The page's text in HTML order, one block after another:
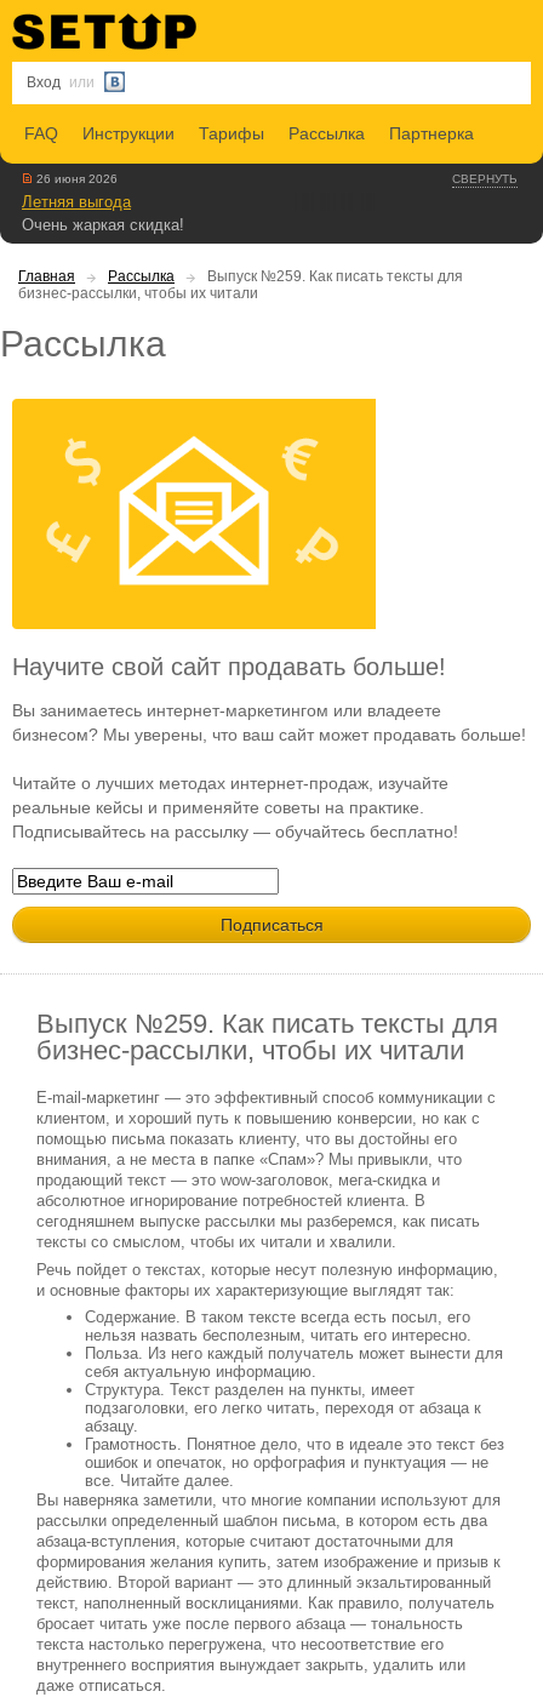
Вход или
FAQ Инструкции Тарифы Рассылка Партнерка
СВЕРНУТЬ
26 июня 2026
Летняя выгода
Очень жаркая скидка!
Главная Рассылка
Выпуск №259. Как писать тексты для
бизнес-рассылки, чтобы их читали
Рассылка
Научите свой сайт продавать больше!
Вы занимаетесь интернет-маркетингом или владеете
бизнесом? Мы уверены, что ваш сайт может продавать больше!
Читайте о лучших методах интернет-продаж, изучайте
реальные кейсы и применяйте советы на практике.
Подписывайтесь на рассылку — обучайтесь бесплатно!
Выпуск №259. Как писать тексты для
бизнес-рассылки, чтобы их читали
E-mail-маркетинг — это эффективный способ коммуникации с
клиентом, и хороший путь к повышению конверсии, но как с
помощью письма показать клиенту, что вы достойны его
внимания, а не места в папке «Спам»? Мы привыкли, что
продающий текст — это wow-заголовок, мега-скидка и
абсолютное игнорирование потребностей клиента. В
сегодняшнем выпуске рассылки мы разберемся, как писать
тексты со смыслом, чтобы их читали и хвалили.
Речь пойдет о текстах, которые несут полезную информацию,
и основные факторы их характеризующие выглядят так:
Содержание. В таком тексте всегда есть посыл, его
нельзя назвать бесполезным, читать его интересно.
Польза. Из него каждый получатель может вынести для
себя актуальную информацию.
Структура. Текст разделен на пункты, имеет
подзаголовки, его легко читать, переходя от абзаца к
абзацу.
Грамотность. Понятное дело, что в идеале это текст без
ошибок и опечаток, но орфография и пунктуация — не
все. Читайте далее.
Вы наверняка заметили, что многие компании используют для
рассылки определенный шаблон письма, в котором есть два
абзаца-вступления, которые считают достаточными для
формирования желания купить, затем изображение и призыв к
действию. Второй вариант — это длинный экзальтированный
текст, наполненный восклицаниями. Как правило, получатель
бросает читать уже после первого абзаца — тональность
текста настолько перегружена, что несоответствие его
внутреннего восприятия вынуждает закрыть, удалить или
даже отписаться.